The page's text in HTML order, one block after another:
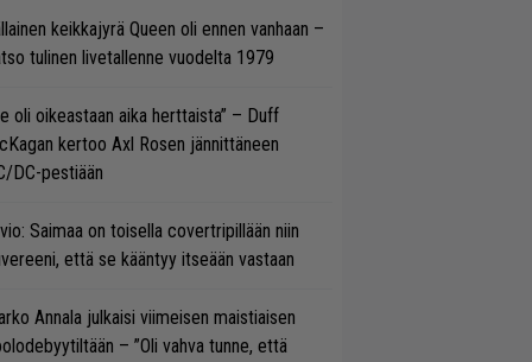
keikkajyrä Queen oli ennen vanhaan –
tulinen livetallenne vuodelta 1979
oli oikeastaan aika herttaista” – Duff
kertoo Axl Rosen jännittäneen
DC-pestiään
Saimaa on toisella covertripillään niin
että se kääntyy itseään vastaan
Annala julkaisi viimeisen maistiaisen
– ”Oli vahva tunne, että